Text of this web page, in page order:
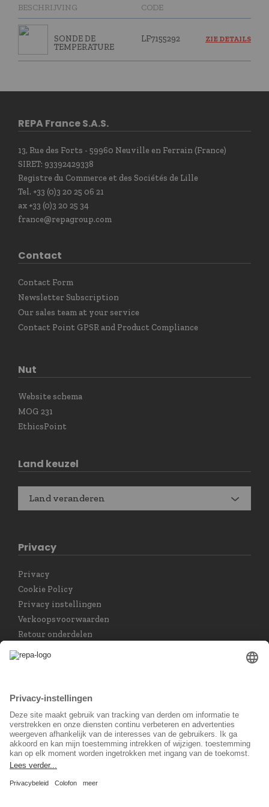
BESCHRIJVING CODE
SONDE DE
TEMPERATURE
LF7155292 ZIE DETAILS
REPA France S.A.S.
13, Rue des Forts - 59960 Neuville en Ferrain (France)
SIRET: 93392429338
Registre du Commerce et des Sociétés de Lille
Tel. +33 (0)3 20 25 06 21
ax +33 (0)3 20 25 34
france@repagroup.com
Contact
Contact Form
Newsletter Subscription
Our sales team at your service
Contact Point GPSR and Product Compliance
Nut
Website schema
MOG 231
EthicsPoint
Land keuzel
Land veranderen
Privacy
Privacy
Cookie Policy
Privacy instellingen
Verkoopsvoorwaarden
Retour onderdelen
Nederlands
Sociaal Netwerk